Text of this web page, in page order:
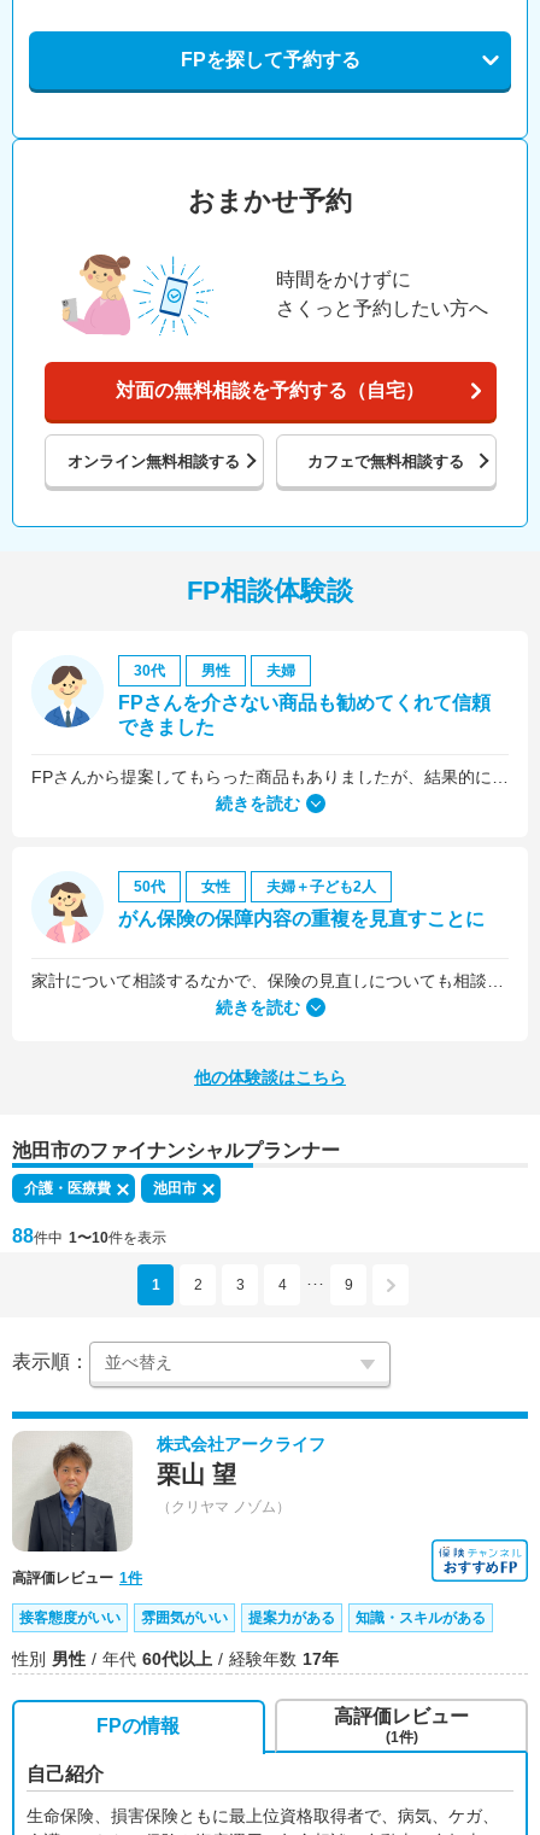
FPを探して予約する
おまかせ予約
時間をかけずに
さくっと予約したい方へ
対面の無料相談を予約する（自宅）
オンライン無料相談する カフェで無料相談する
FP相談体験談
30代 男性 夫婦
FPさんを介さない商品も勧めてくれて信頼
できました
続きを読む
50代 女性 夫婦＋子ども2人
がん保険の保障内容の重複を見直すことに
続きを読む
他の体験談はこちら
池田市のファイナンシャルプランナー
介護・医療費 池田市
88件中 1〜10件を表示
1 2 3 4 ･･･ 9
表示順：
株式会社アークライフ
栗山 望
（クリヤマ ノゾム）
高評価レビュー 1件
接客態度がいい 雰囲気がいい 提案力がある 知識・スキルがある
性別 男性 年代 60代以上 経験年数 17年
FPの情報
自己紹介
生命保険、損害保険ともに最上位資格取得者で、病気、ケガ、
高評価レビュー
(1件)